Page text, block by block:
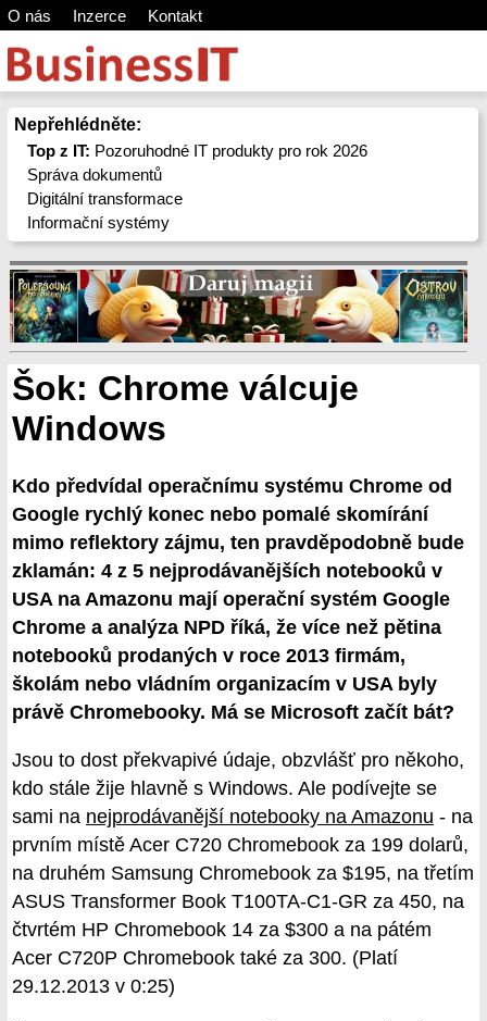
O nás Inzerce Kontakt
Nepřehlédněte:
Top z IT: Pozoruhodné IT produkty pro rok 2026
Správa dokumentů
Digitální transformace
Informační systémy
Šok: Chrome válcuje
Windows
Kdo předvídal operačnímu systému Chrome od
Google rychlý konec nebo pomalé skomírání
mimo reflektory zájmu, ten pravděpodobně bude
zklamán: 4 z 5 nejprodávanějších notebooků v
USA na Amazonu mají operační systém Google
Chrome a analýza NPD říká, že více než pětina
notebooků prodaných v roce 2013 firmám,
školám nebo vládním organizacím v USA byly
právě Chromebooky. Má se Microsoft začít bát?
Jsou to dost překvapivé údaje, obzvlášť pro někoho,
kdo stále žije hlavně s Windows. Ale podívejte se
sami na nejprodávanější notebooky na Amazonu - na
prvním místě Acer C720 Chromebook za 199 dolarů,
na druhém Samsung Chromebook za $195, na třetím
ASUS Transformer Book T100TA-C1-GR za 450, na
čtvrtém HP Chromebook 14 za $300 a na pátém
Acer C720P Chromebook také za 300. (Platí
29.12.2013 v 0:25)